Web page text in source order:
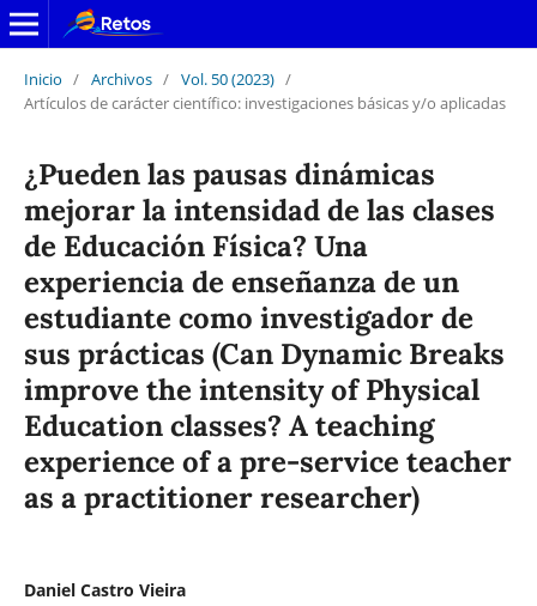
Inicio / Archivos / Vol. 50 (2023) /
Artículos de carácter científico: investigaciones básicas y/o aplicadas
¿Pueden las pausas dinámicas
mejorar la intensidad de las clases
de Educación Física? Una
experiencia de enseñanza de un
estudiante como investigador de
sus prácticas (Can Dynamic Breaks
improve the intensity of Physical
Education classes? A teaching
experience of a pre-service teacher
as a practitioner researcher)
Daniel Castro Vieira